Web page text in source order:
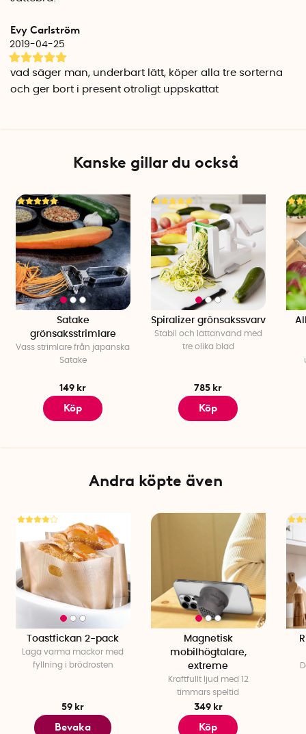
Evy Carlström
2019-04-25
vad säger man, underbart lätt, köper alla tre sorterna
och ger bort i present otroligt uppskattat
Kanske gillar du också
Satake
grönsaksstrimlare
Vass strimlare från japanska
Satake
149 kr
Köp
Spiralizer grönsakssvarv
Stabil och lättanvänd med
tre olika blad
785 kr
Köp
Andra köpte även
Toastfickan 2-pack
Laga varma mackor med
fyllning i brödrosten
59 kr
Bevaka
Magnetisk
mobilhögtalare,
extreme
Kraftfullt ljud med 12
timmars speltid
349 kr
Köp